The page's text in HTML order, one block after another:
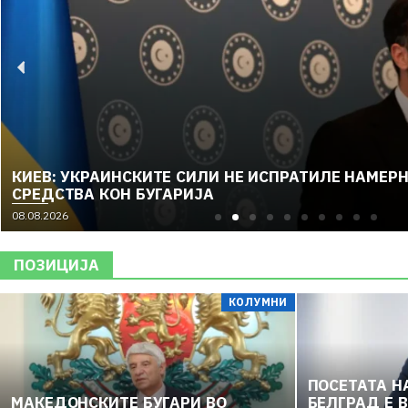
КИЕВ: УКРАИНСКИТЕ СИЛИ НЕ ИСПРАТИЛЕ
СРЕДСТВА КОН БУГАРИЈА
08.08.2026
ПОЗИЦИЈА
КОЛУМНИ
МАКЕДОНСКИТЕ БУГАРИ ВО
ПОСЕТАТА
БЕЛГРАД Е